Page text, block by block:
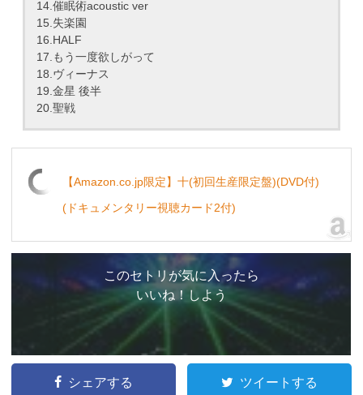
14.催眠術acoustic ver
15.失楽園
16.HALF
17.もう一度欲しがって
18.ヴィーナス
19.金星 後半
20.聖戦
【Amazon.co.jp限定】十(初回生産限定盤)(DVD付)
(ドキュメンタリー視聴カード2付)
このセトリが気に入ったら
いいね！しよう
シェアする ツイートする